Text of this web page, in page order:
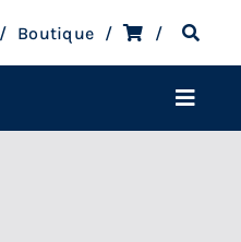
Boutique
Toggle